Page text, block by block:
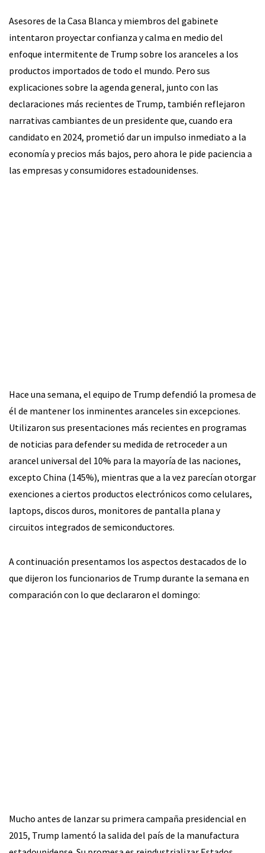
Asesores de la Casa Blanca y miembros del gabinete
intentaron proyectar confianza y calma en medio del
enfoque intermitente de Trump sobre los aranceles a los
productos importados de todo el mundo. Pero sus
explicaciones sobre la agenda general, junto con las
declaraciones más recientes de Trump, también reflejaron
narrativas cambiantes de un presidente que, cuando era
candidato en 2024, prometió dar un impulso inmediato a la
economía y precios más bajos, pero ahora le pide paciencia a
las empresas y consumidores estadounidenses.
Hace una semana, el equipo de Trump defendió la promesa de
él de mantener los inminentes aranceles sin excepciones.
Utilizaron sus presentaciones más recientes en programas
de noticias para defender su medida de retroceder a un
arancel universal del 10% para la mayoría de las naciones,
excepto China (145%), mientras que a la vez parecían otorgar
exenciones a ciertos productos electrónicos como celulares,
laptops, discos duros, monitores de pantalla plana y
circuitos integrados de semiconductores.
A continuación presentamos los aspectos destacados de lo
que dijeron los funcionarios de Trump durante la semana en
comparación con lo que declararon el domingo:
Mucho antes de lanzar su primera campaña presidencial en
2015, Trump lamentó la salida del país de la manufactura